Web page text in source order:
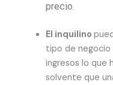
precio.
El inquilino
tipo de negocio
ingresos lo que
solvente que